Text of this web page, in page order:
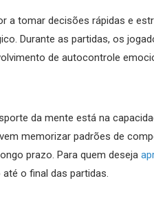
a tomar decisões rápidas e
Durante as partidas, os
de autocontrole
da mente está na
memorizar padrões de
prazo. Para quem deseja
o final das partidas.